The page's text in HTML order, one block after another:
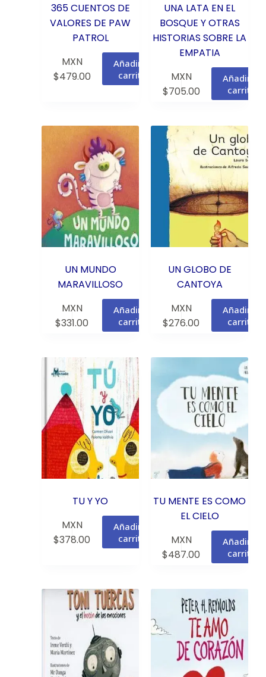
365 CUENTOS DE
VALORES DE PAW
PATROL
MXN
$479.00
Añadir al
carrito
UNA LATA EN EL
BOSQUE Y OTRAS
HISTORIAS SOBRE LA
EMPATIA
MXN
$705.00
Añadir al
carrito
UN MUNDO
MARAVILLOSO
MXN
$331.00
Añadir al
carrito
UN GLOBO DE
CANTOYA
MXN
$276.00
Añadir al
carrito
TU Y YO
MXN
$378.00
Añadir al
carrito
TU MENTE ES COMO
EL CIELO
MXN
$487.00
Añadir al
carrito